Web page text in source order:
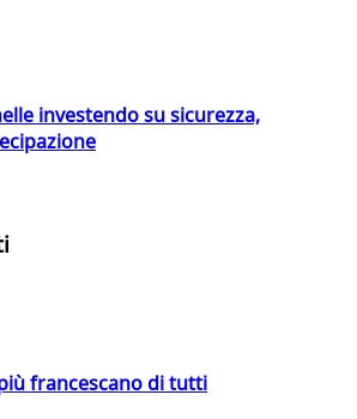
investendo su sicurezza,
francescano di tutti